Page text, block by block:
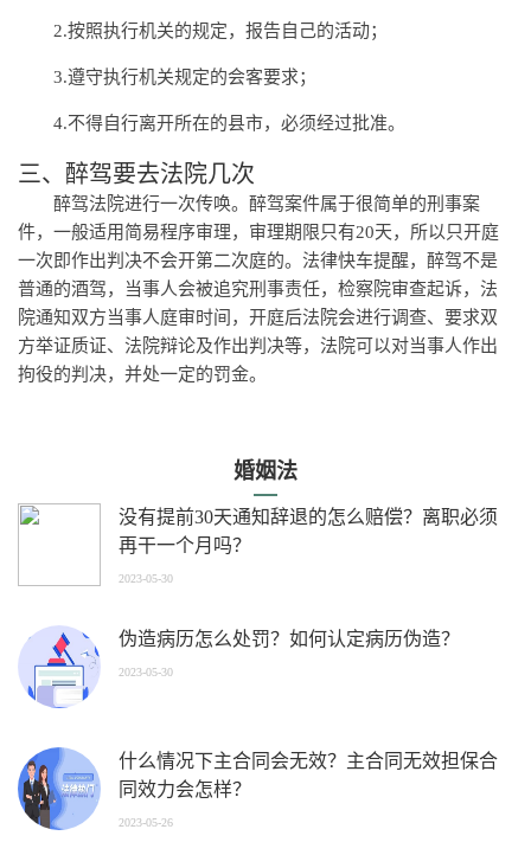
2.按照执行机关的规定，报告自己的活动；
3.遵守执行机关规定的会客要求；
4.不得自行离开所在的县市，必须经过批准。
三、醉驾要去法院几次
醉驾法院进行一次传唤。醉驾案件属于很简单的刑事案
件，一般适用简易程序审理，审理期限只有20天，所以只开庭
一次即作出判决不会开第二次庭的。法律快车提醒，醉驾不是
普通的酒驾，当事人会被追究刑事责任，检察院审查起诉，法
院通知双方当事人庭审时间，开庭后法院会进行调查、要求双
方举证质证、法院辩论及作出判决等，法院可以对当事人作出
拘役的判决，并处一定的罚金。
婚姻法
没有提前30天通知辞退的怎么赔偿？离职必须
再干一个月吗？
2023-05-30
伪造病历怎么处罚？如何认定病历伪造？
2023-05-30
什么情况下主合同会无效？主合同无效担保合
同效力会怎样？
2023-05-26